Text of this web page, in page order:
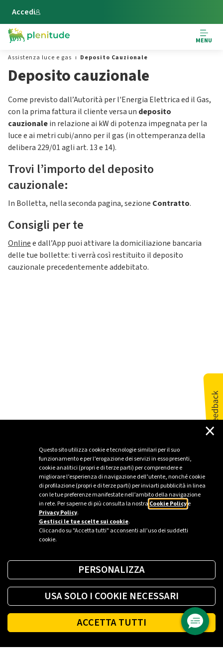
Questo sito utilizza cookie e tecnologie similari per il suo
funzionamento e per l’erogazione dei servizi in esso presenti,
cookie analitici (propri e di terze parti) per comprendere e
migliorare l’esperienza di navigazione dell’utente, nonché cookie
di profilazione (propri e di terze parti) per inviarti pubblicità in linea
con le tue preferenze manifestate nell’ambito della navigazione
in rete. Per saperne di più consulta la nostra Cookie Policye
Privacy Policy.
Gestisci le tue scelte sui cookie.
Cliccando su "Accetta tutti" acconsenti all’uso dei suddetti
cookie.
×
PERSONALIZZA
USA SOLO I COOKIE NECESSARI
ACCETTA TUTTI
Vai al contenuto principale
Accedi
MENU
Assistenza luce e gas
Deposito Cauzionale
Deposito cauzionale
Come previsto dall’Autorità per l'Energia Elettrica ed il Gas,
con la prima fattura il cliente versa un deposito
cauzionalein relazione ai kW di potenza impegnata per la
luce e ai metri cubi/anno per il gas (in ottemperanza della
delibera 229/01 agli art. 13 e 14).
Trovi l’importo del deposito
cauzionale:
In Bolletta, nella seconda pagina, sezione Contratto.
Consigli per te
Onlinee dall’App puoi attivare la domiciliazione bancaria
delle tue bollette: ti verrà così restituito il deposito
cauzionale precedentemente addebitato.